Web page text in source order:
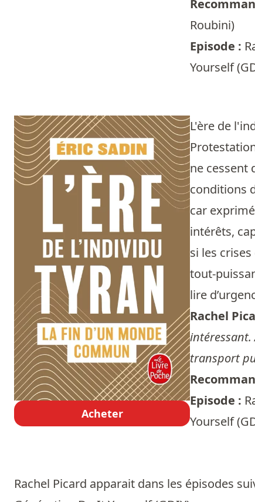
Roubini)
Episode :
Yourself
Acheter
L'ère de
ne cessent
conditions
car
intérêts,
si les
tout-
lire
Rachel
transport
Episode :
Yourself
Rachel Picard apparait dans les épisodes